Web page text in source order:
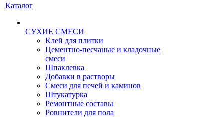
Каталог
СУХИЕ СМЕСИ
Клей для плитки
Цементно-песчаные и кладочные
смеси
Шпаклевка
Добавки в растворы
Смеси для печей и каминов
Штукатурка
Ремонтные составы
Ровнители для пола